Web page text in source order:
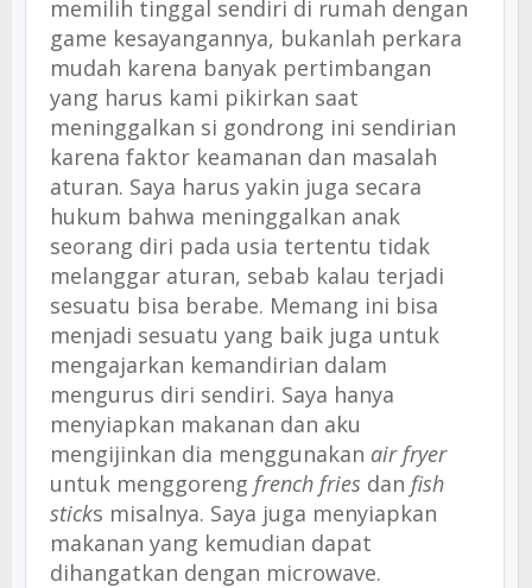
memilih tinggal sendiri di rumah dengan
game kesayangannya, bukanlah perkara
mudah karena banyak pertimbangan
yang harus kami pikirkan saat
meninggalkan si gondrong ini sendirian
karena faktor keamanan dan masalah
aturan. Saya harus yakin juga secara
hukum bahwa meninggalkan anak
seorang diri pada usia tertentu tidak
melanggar aturan, sebab kalau terjadi
sesuatu bisa berabe. Memang ini bisa
menjadi sesuatu yang baik juga untuk
mengajarkan kemandirian dalam
mengurus diri sendiri. Saya hanya
menyiapkan makanan dan aku
mengijinkan dia menggunakan air fryer
untuk menggoreng french fries dan fish
sticks misalnya. Saya juga menyiapkan
makanan yang kemudian dapat
dihangatkan dengan microwave.